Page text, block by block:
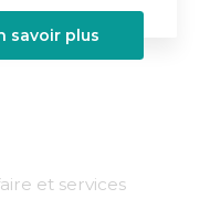
savoir plus
et services